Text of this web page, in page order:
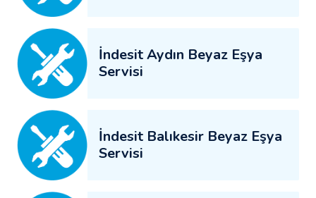
İndesit Aydın Beyaz Eşya
Servisi
İndesit Balıkesir Beyaz Eşya
Servisi